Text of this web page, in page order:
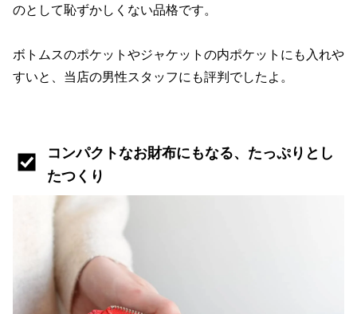
のとして恥ずかしくない品格です。
ボトムスのポケットやジャケットの内ポケットにも入れや
すいと、当店の男性スタッフにも評判でしたよ。
コンパクトなお財布にもなる、たっぷりとし
たつくり